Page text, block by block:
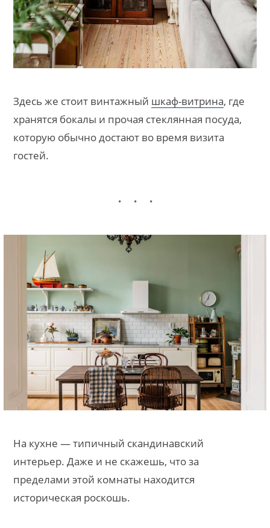
Здесь же стоит винтажный шкаф-витрина, где
хранятся бокалы и прочая стеклянная посуда,
которую обычно достают во время визита
гостей.
На кухне — типичный скандинавский
интерьер. Даже и не скажешь, что за
пределами этой комнаты находится
историческая роскошь.